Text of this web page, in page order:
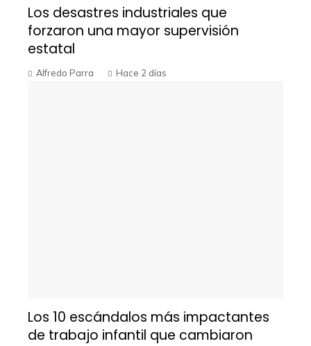
Los desastres industriales que
forzaron una mayor supervisión
estatal
Alfredo Parra Hace 2 días
Los 10 escándalos más impactantes
de trabajo infantil que cambiaron